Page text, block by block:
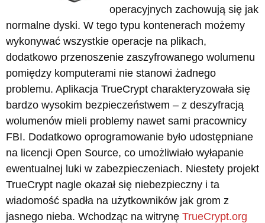
operacyjnych zachowują się jak
normalne dyski. W tego typu kontenerach możemy
wykonywać wszystkie operacje na plikach,
dodatkowo przenoszenie zaszyfrowanego wolumenu
pomiędzy komputerami nie stanowi żadnego
problemu. Aplikacja TrueCrypt charakteryzowała się
bardzo wysokim bezpieczeństwem – z deszyfracją
wolumenów mieli problemy nawet sami pracownicy
FBI. Dodatkowo oprogramowanie było udostępniane
na licencji Open Source, co umożliwiało wyłapanie
ewentualnej luki w zabezpieczeniach. Niestety projekt
TrueCrypt nagle okazał się niebezpieczny i ta
wiadomość spadła na użytkowników jak grom z
jasnego nieba. Wchodząc na witrynę TrueCrypt.org